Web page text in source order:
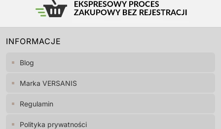
INFORMACJE
Blog
Marka VERSANIS
Regulamin
Polityka prywatności